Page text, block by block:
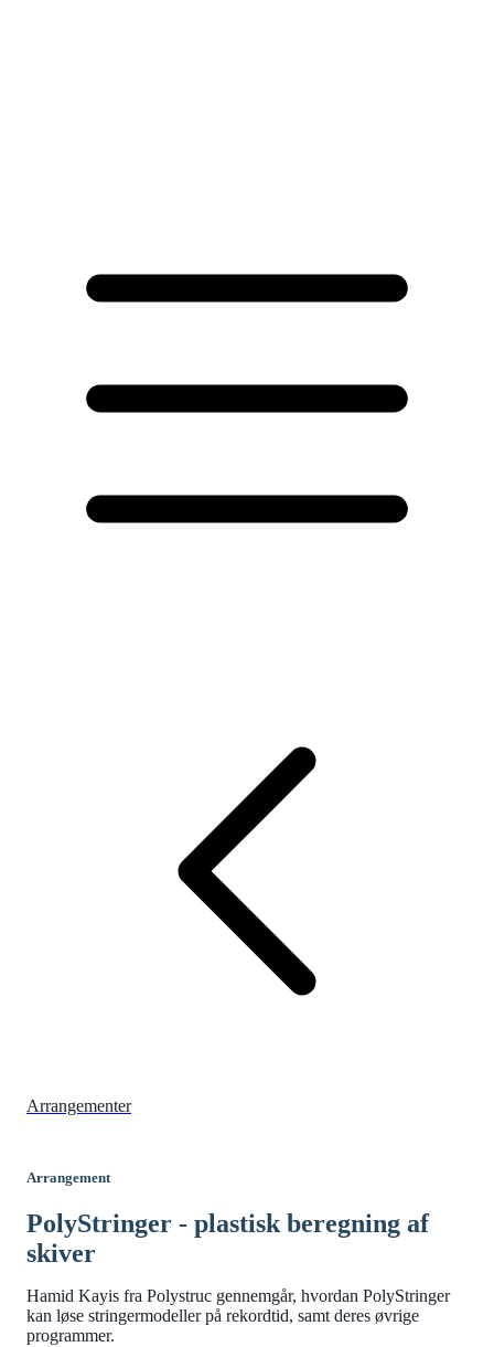
Arrangementer
Arrangement
PolyStringer - plastisk beregning af
skiver
Hamid Kayis fra Polystruc gennemgår, hvordan PolyStringer
kan løse stringermodeller på rekordtid, samt deres øvrige
programmer.